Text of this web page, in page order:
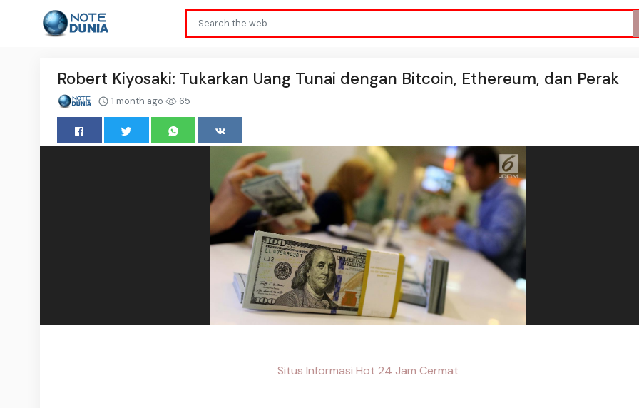
Robert Kiyosaki: Tukarkan Uang Tunai dengan Bitcoin, Ethereum, dan Perak
1 month ago 65
Situs Informasi Hot 24 Jam Cermat